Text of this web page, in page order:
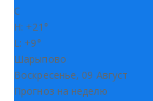
C
H: +21°
L: +9°
Шарыпово
Воскресенье, 09 Август
Прогноз на неделю